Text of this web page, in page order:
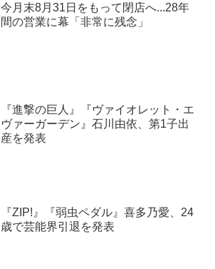
今月末8月31日をもって閉店へ...28年
間の営業に幕「非常に残念」
『進撃の巨人』『ヴァイオレット・エ
ヴァーガーデン』石川由依、第1子出
産を発表
『ZIP!』『弱虫ペダル』喜多乃愛、24
歳で芸能界引退を発表